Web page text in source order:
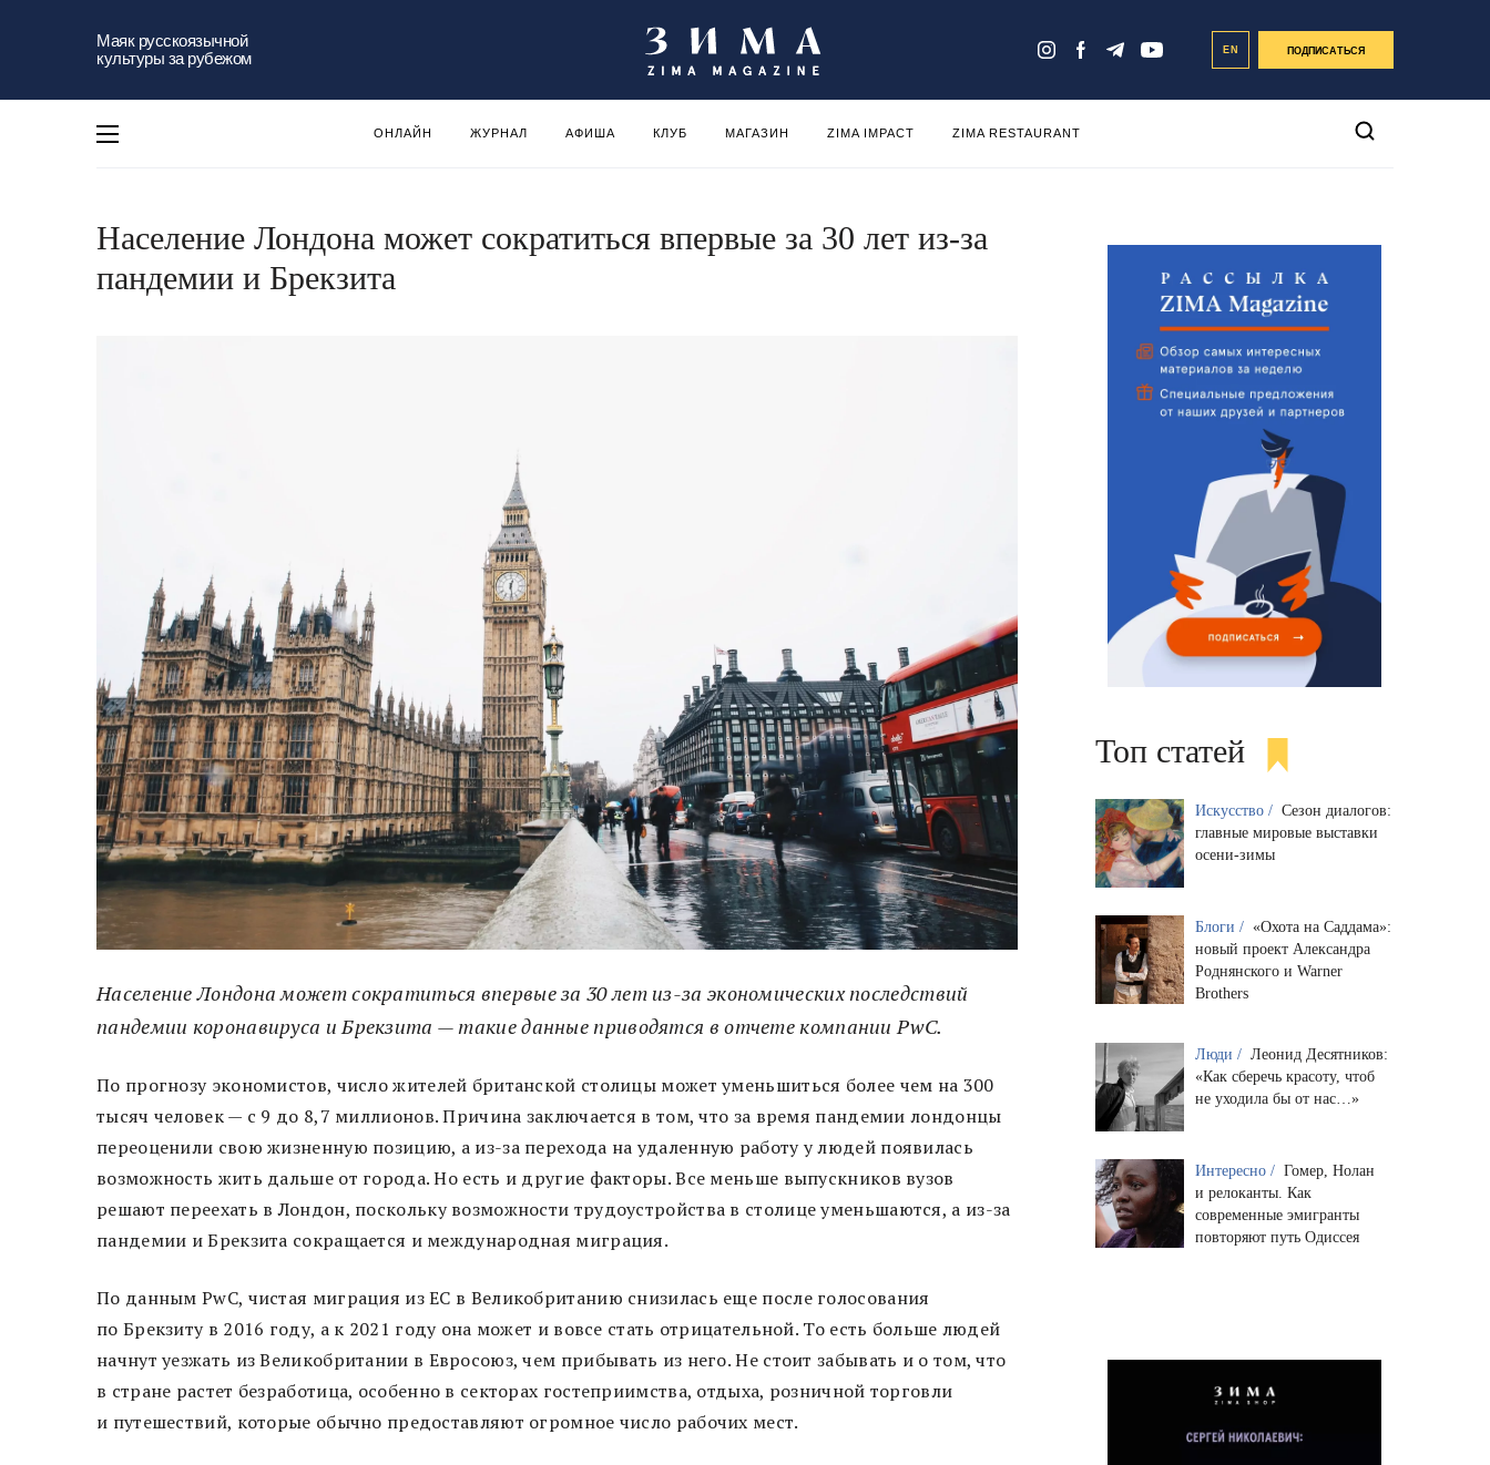
Маяк русскоязычной
культуры за рубежом
EN ПОДПИСАТЬСЯ
ОНЛАЙН ЖУРНАЛ АФИША КЛУБ МАГАЗИН ZIMA IMPACT ZIMA RESTAURANT
Население Лондона может сократиться впервые за 30 лет из-за
пандемии и Брекзита
Население Лондона может сократиться впервые за 30 лет из-за экономических последствий
пандемии коронавируса и Брекзита — такие данные приводятся в отчете компании PwC.
По прогнозу экономистов, число жителей британской столицы может уменьшиться более чем на 300
тысяч человек — с 9 до 8,7 миллионов. Причина заключается в том, что за время пандемии лондонцы
переоценили свою жизненную позицию, а из-за перехода на удаленную работу у людей появилась
возможность жить дальше от города. Но есть и другие факторы. Все меньше выпускников вузов
решают переехать в Лондон, поскольку возможности трудоустройства в столице уменьшаются, а из-за
пандемии и Брекзита сокращается и международная миграция.
По данным PwC, чистая миграция из ЕС в Великобританию снизилась еще после голосования
по Брекзиту в 2016 году, а к 2021 году она может и вовсе стать отрицательной. То есть больше людей
начнут уезжать из Великобритании в Евросоюз, чем прибывать из него. Не стоит забывать и о том, что
в стране растет безработица, особенно в секторах гостеприимства, отдыха, розничной торговли
и путешествий, которые обычно предоставляют огромное число рабочих мест.
Топ статей
Искусство / Сезон диалогов:
главные мировые выставки
осени-зимы
Блоги / «Охота на Саддама»:
новый проект Александра
Роднянского и Warner
Brothers
Люди / Леонид Десятников:
«Как сберечь красоту, чтоб
не уходила бы от нас…»
Интересно / Гомер, Нолан
и релоканты. Как
современные эмигранты
повторяют путь Одиссея